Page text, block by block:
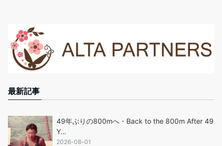
最新記事
49年ぶりの800mへ・Back to the 800m After 49
Y…
2026-08-01